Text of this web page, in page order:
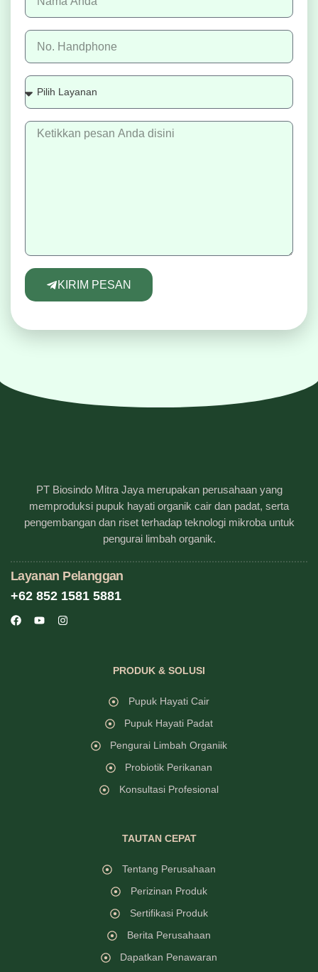
KIRIM PESAN
PT Biosindo Mitra Jaya merupakan perusahaan yang
memproduksi pupuk hayati organik cair dan padat, serta
pengembangan dan riset terhadap teknologi mikroba untuk
pengurai limbah organik.
Layanan Pelanggan
+62 852 1581 5881
PRODUK & SOLUSI
Pupuk Hayati Cair
Pupuk Hayati Padat
Pengurai Limbah Organiik
Probiotik Perikanan
Konsultasi Profesional
TAUTAN CEPAT
Tentang Perusahaan
Perizinan Produk
Sertifikasi Produk
Berita Perusahaan
Dapatkan Penawaran